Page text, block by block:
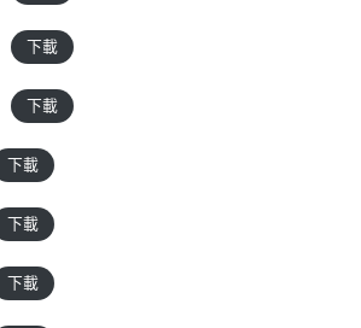
下載
下載
下載
下載
下載